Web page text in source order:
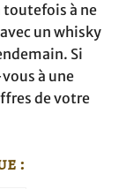
à ne
un whisky
Si
à une
de votre
: